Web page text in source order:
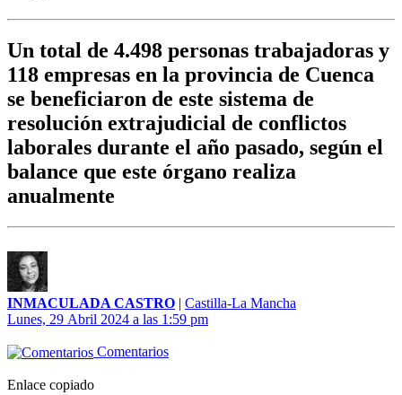
Un total de 4.498 personas trabajadoras y
118 empresas en la provincia de Cuenca
se beneficiaron de este sistema de
resolución extrajudicial de conflictos
laborales durante el año pasado, según el
balance que este órgano realiza
anualmente
INMACULADA CASTRO | Castilla-La Mancha
Lunes, 29 Abril 2024 a las 1:59 pm
Comentarios
Enlace copiado